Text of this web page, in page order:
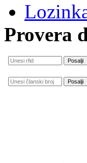
Provera